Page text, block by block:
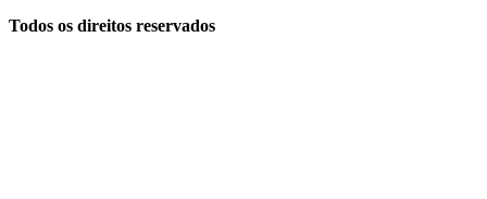
Todos os direitos reservados